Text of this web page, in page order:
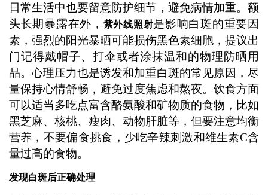
日常生活中也要留意防护细节，避免病情加重。额
头长期暴露在外， 紫外线照射是影响白斑的重要因
素，强烈的阳光暴晒可能损伤黑色素细胞，提议出
门记得戴帽子、打伞或者涂抹温和的物理防晒用
品。心理压力也是诱发和加重白斑的常见原因，尽
量保持心情舒畅，避免过度焦虑和熬夜。饮食方面
可以适当多吃点富含酪氨酸和矿物质的食物，比如
黑芝麻、核桃、瘦肉、动物肝脏等，但要注意均衡
营养，不要偏食挑食，少吃辛辣刺激和维生素C含
量过高的食物。
发现白斑后正确处理